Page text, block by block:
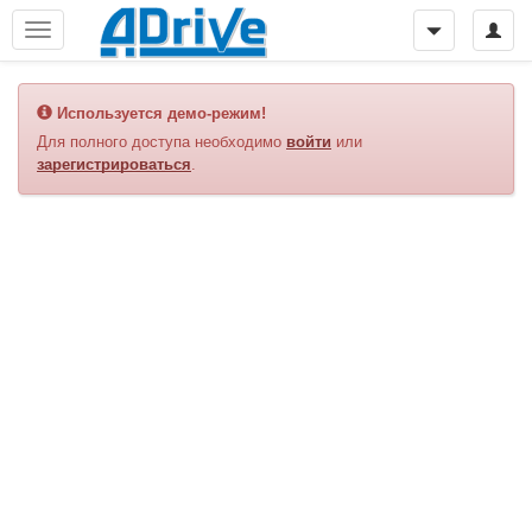
Используется демо-режим!
Для полного доступа необходимо войти или
зарегистрироваться.